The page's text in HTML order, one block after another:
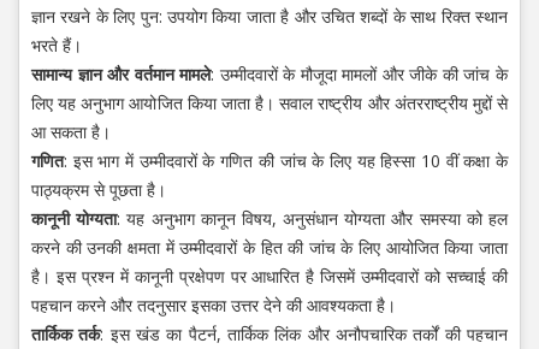
ज्ञान रखने के लिए पुन: उपयोग किया जाता है और उचित शब्दों के साथ रिक्त स्थान
भरते हैं।
सामान्य ज्ञान और वर्तमान मामले: उम्मीदवारों के मौजूदा मामलों और जीके की जांच के
लिए यह अनुभाग आयोजित किया जाता है। सवाल राष्ट्रीय और अंतरराष्ट्रीय मुद्दों से
आ सकता है।
गणित: इस भाग में उम्मीदवारों के गणित की जांच के लिए यह हिस्सा 10 वीं कक्षा के
पाठ्यक्रम से पूछता है।
कानूनी योग्यता: यह अनुभाग कानून विषय, अनुसंधान योग्यता और समस्या को हल
करने की उनकी क्षमता में उम्मीदवारों के हित की जांच के लिए आयोजित किया जाता
है। इस प्रश्न में कानूनी प्रक्षेपण पर आधारित है जिसमें उम्मीदवारों को सच्चाई की
पहचान करने और तदनुसार इसका उत्तर देने की आवश्यकता है।
तार्किक तर्क: इस खंड का पैटर्न, तार्किक लिंक और अनौपचारिक तर्कों की पहचान